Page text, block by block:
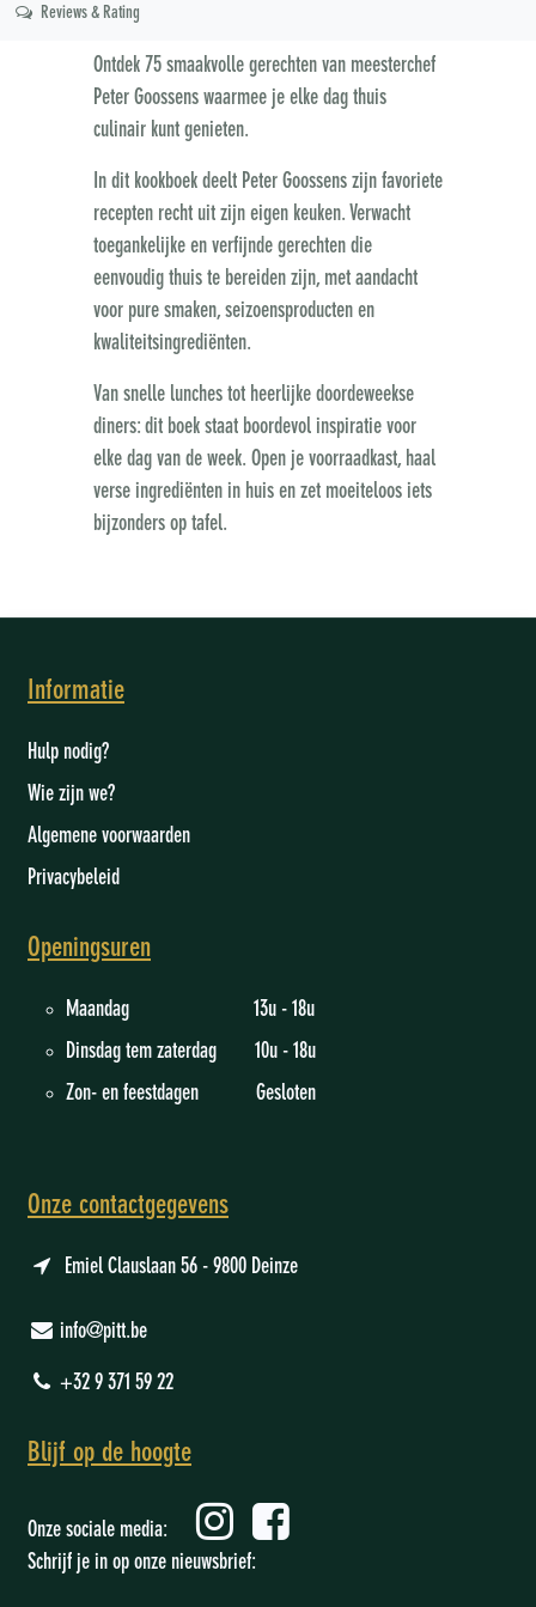
Reviews & Rating
Ontdek 75 smaakvolle gerechten van meesterchef
Peter Goossens waarmee je elke dag thuis
culinair kunt genieten.
In dit kookboek deelt Peter Goossens zijn favoriete
recepten recht uit zijn eigen keuken. Verwacht
toegankelijke en verfijnde gerechten die
eenvoudig thuis te bereiden zijn, met aandacht
voor pure smaken, seizoensproducten en
kwaliteitsingrediënten.
Van snelle lunches tot heerlijke doordeweekse
diners: dit boek staat boordevol inspiratie voor
elke dag van de week. Open je voorraadkast, haal
verse ingrediënten in huis en zet moeiteloos iets
bijzonders op tafel.
Informatie
Hulp nodig?
Wie zijn we?
Algemene voorwaarden
Privacybeleid
Openingsuren
Maandag 13u - 18u
Dinsdag tem zaterdag 10u - 18u
Zon- en feestdagen Gesloten
Onze contactgegevens
Emiel Clauslaan 56 - 9800 Deinze
info@pitt.be
+32 9 371 59 22
Blijf op de hoogte
Onze sociale media:
Schrijf je in op onze nieuwsbrief: